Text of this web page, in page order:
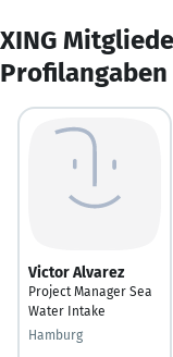
XING
Profilangaben
Victor Alvarez
Project Manager Sea
Water Intake
Hamburg